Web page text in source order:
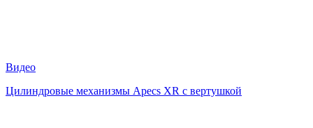
Видео
Цилиндровые механизмы Apecs XR с вертушкой